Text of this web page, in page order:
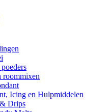
roommixen
Icing en Hulpmiddelen
Drips